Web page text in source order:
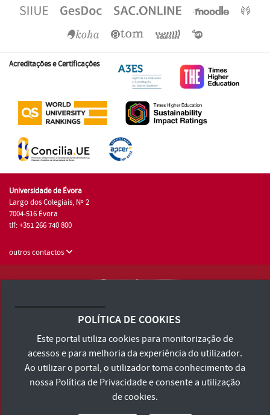
Acreditações e Certificações
Universidade de Évora
Largo dos Colegiais, Nº 2
7004-516 Évora
tlf: +351 266 740 800
outros contactos
Consulte os Termos e Condições e Política de Privacidade
Declaração de Acessibilidade
POLÍTICA DE COOKIES
Este portal utiliza cookies para monitorização de
acessos e para melhoria da experiência do utilizador.
Ao utilizar o portal, o utilizador toma conhecimento da
nossa Política de Privacidadee consente a utilização
de cookies.